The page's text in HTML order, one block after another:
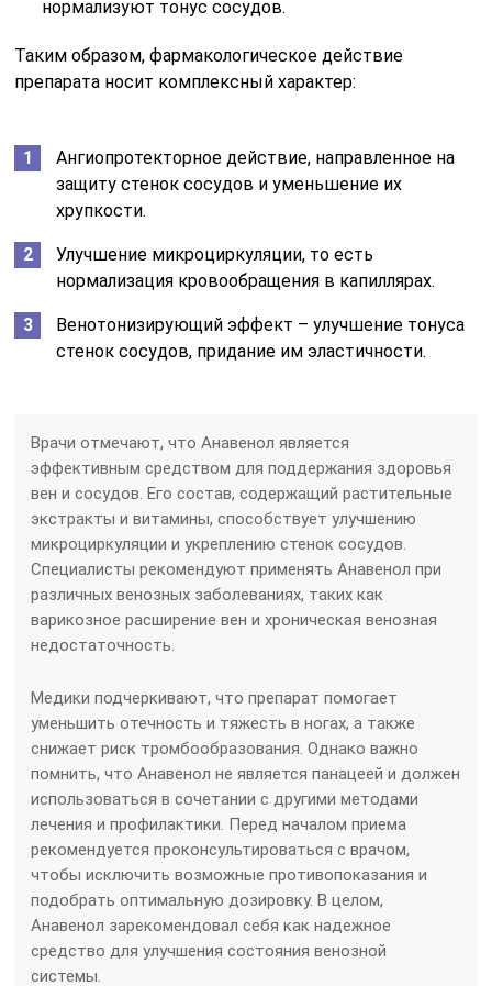
нормализуют тонус сосудов.
Таким образом, фармакологическое действие
препарата носит комплексный характер:
Ангиопротекторное действие, направленное на
защиту стенок сосудов и уменьшение их
хрупкости.
Улучшение микроциркуляции, то есть
нормализация кровообращения в капиллярах.
Венотонизирующий эффект – улучшение тонуса
стенок сосудов, придание им эластичности.
Врачи отмечают, что Анавенол является
эффективным средством для поддержания здоровья
вен и сосудов. Его состав, содержащий растительные
экстракты и витамины, способствует улучшению
микроциркуляции и укреплению стенок сосудов.
Специалисты рекомендуют применять Анавенол при
различных венозных заболеваниях, таких как
варикозное расширение вен и хроническая венозная
недостаточность.
Медики подчеркивают, что препарат помогает
уменьшить отечность и тяжесть в ногах, а также
снижает риск тромбообразования. Однако важно
помнить, что Анавенол не является панацеей и должен
использоваться в сочетании с другими методами
лечения и профилактики. Перед началом приема
рекомендуется проконсультироваться с врачом,
чтобы исключить возможные противопоказания и
подобрать оптимальную дозировку. В целом,
Анавенол зарекомендовал себя как надежное
средство для улучшения состояния венозной
системы.